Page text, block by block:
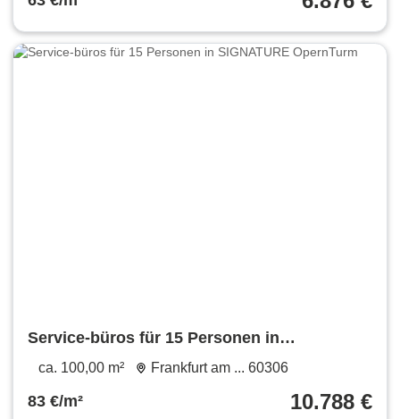
Service-büros für 15 Personen in
SIGNATURE OpernTurm
ca. 100,00 m² Frankfurt am ... 60306
83 €/m² 10.788 €